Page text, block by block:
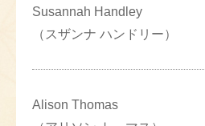
Susannah Handley
（スザンナ ハンドリー）
Alison Thomas